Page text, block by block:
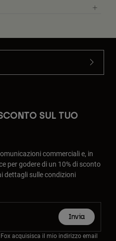
SUL TUO
commerciali e, in
per godere di un 10% di sconto
dettagli sulle condizioni
Invia
acquisisca il mio indirizzo email